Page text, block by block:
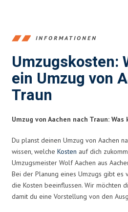
INFORMATIONEN
Umzugskosten:
ein Umzug von
Traun
Umzug von Aachen nach Traun:
Du planst deinen Umzug von Aachen
wissen, welche Kosten auf dich
Umzugsmeister Wolf Aachen aus
Bei der Planung eines Umzugs gibt es
die Kosten beeinflussen. Wir möchten
damit du eine Vorstellung von den